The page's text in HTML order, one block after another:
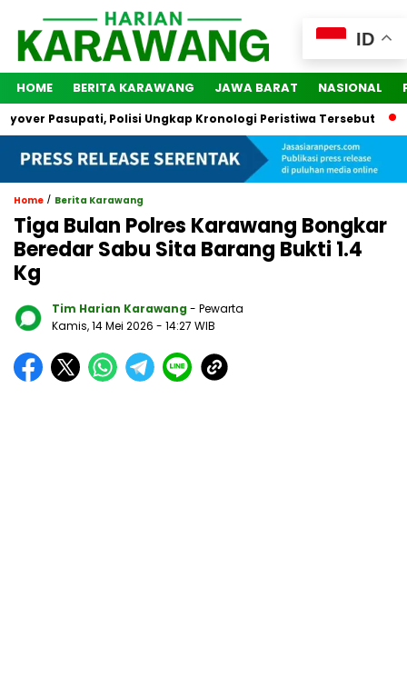
HOME BERITA KARAWANG JAWA BARAT NASIONAL
Pasupati, Polisi Ungkap Kronologi Peristiwa Tersebut 2
Home / Berita Karawang
Tiga Bulan Polres Karawang Bongkar
Beredar Sabu Sita Barang Bukti 1.4
Kg
Tim Harian Karawang - Pewarta
Kamis, 14 Mei 2026 - 14:27 WIB
ID